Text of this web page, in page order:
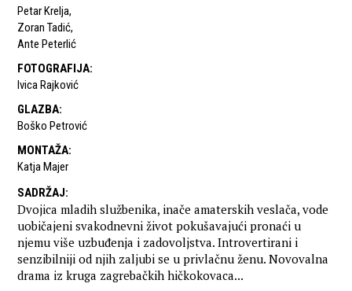
Petar Krelja,
Zoran Tadić,
Ante Peterlić
FOTOGRAFIJA:
Ivica Rajković
GLAZBA:
Boško Petrović
MONTAŽA:
Katja Majer
SADRŽAJ:
Dvojica mladih službenika, inače amaterskih veslača, vode
uobičajeni svakodnevni život pokušavajući pronaći u
njemu više uzbuđenja i zadovoljstva. Introvertirani i
senzibilniji od njih zaljubi se u privlačnu ženu. Novovalna
drama iz kruga zagrebačkih hičkokovaca...